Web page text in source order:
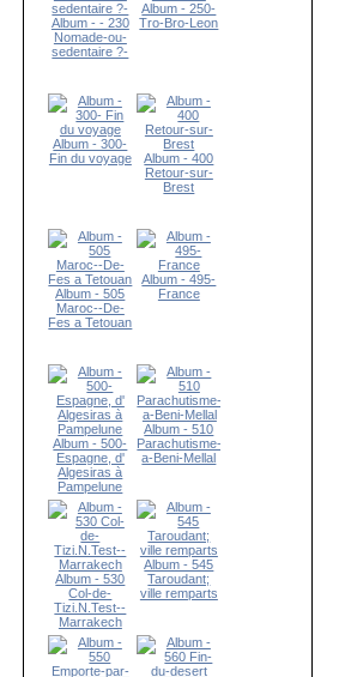
Album - - 230
Nomade-ou-
sedentaire ?-
Album - 250-
Tro-Bro-Leon
Album - 300-
Fin du voyage
Album - 400
Retour-sur-
Brest
Album - 505
Maroc--De-
Fes a Tetouan
Album - 495-
France
Album - 500-
Espagne, d'
Algesiras à
Pampelune
Album - 510
Parachutisme-
a-Beni-Mellal
Album - 530
Col-de-
Tizi.N.Test--
Marrakech
Album - 545
Taroudant;
ville remparts